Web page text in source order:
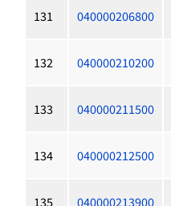
131 040000206800
132 040000210200
133 040000211500
134 040000212500
135 040000213900